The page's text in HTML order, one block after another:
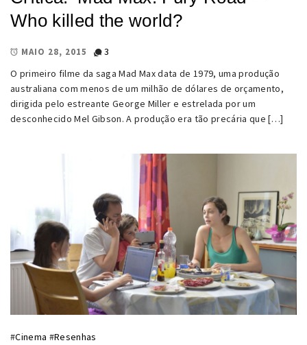
Who killed the world?
MAIO 28, 2015
3
O primeiro filme da saga Mad Max data de 1979, uma produção
australiana com menos de um milhão de dólares de orçamento,
dirigida pelo estreante George Miller e estrelada por um
desconhecido Mel Gibson. A produção era tão precária que […]
#Cinema #Resenhas